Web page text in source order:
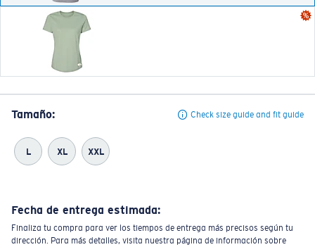
Tamaño: Check size guide and fit guide
L XL XXL
Fecha de entrega estimada:
Finaliza tu compra para ver los tiempos de entrega más precisos según tu
dirección. Para más detalles, visita nuestra página de información sobre